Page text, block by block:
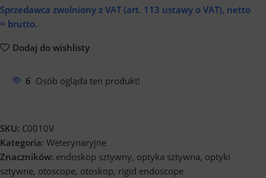
Sprzedawca zwolniony z VAT (art. 113 ustawy o VAT), netto
= brutto.
Dodaj do wishlisty
6 Osób ogląda ten produkt!
SKU: C0010V
Kategoria: Weterynaryjne
Znaczników: endoskop sztywny, optyka sztywna, optyki
sztywne, otoscope, otoskop, rigid endoscope